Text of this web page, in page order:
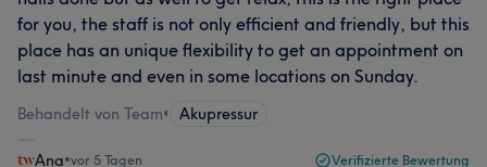
for you, the staff is not only efficient and friendly, but this
place has an unique flexibility to get an appointment on
last minute and even in some locations on Sunday.
Behandelt von Team• Akupressur
Ana•vor 5 Tagen Verifizierte Bewertung